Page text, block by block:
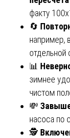
факту
🔄
например,
отдельной
📊
зимнее
чистом
💸
насоса по
🕵️